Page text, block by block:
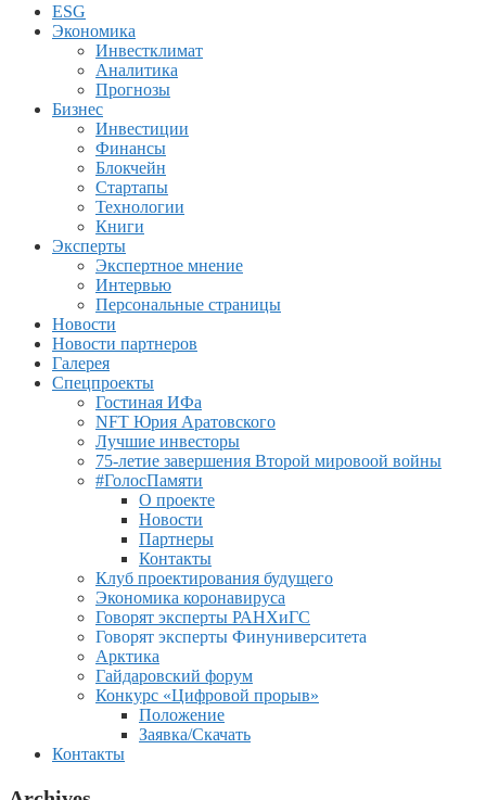
ESG
Экономика
Инвестклимат
Аналитика
Прогнозы
Бизнес
Инвестиции
Финансы
Блокчейн
Стартапы
Технологии
Книги
Эксперты
Экспертное мнение
Интервью
Персональные страницы
Новости
Новости партнеров
Галерея
Спецпроекты
Гостиная ИФа
NFT Юрия Аратовского
Лучшие инвесторы
75-летие завершения Второй мировоой войны
#ГолосПамяти
О проекте
Новости
Партнеры
Контакты
Клуб проектирования будущего
Экономика коронавируса
Говорят эксперты РАНХиГС
Говорят эксперты Финуниверситета
Арктика
Гайдаровский форум
Конкурс «Цифровой прорыв»
Положение
Заявка/Скачать
Контакты